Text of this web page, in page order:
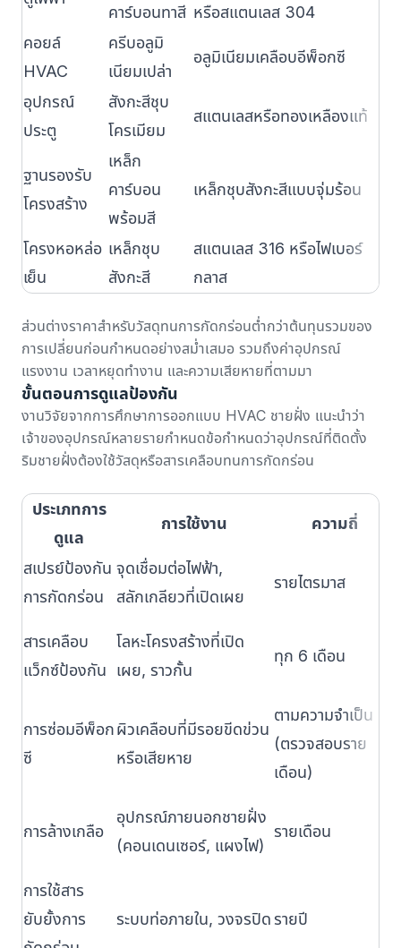
คาร์บอนทาสี หรือสแตนเลส 304
คอยล์
HVAC
ครีบอลูมิ
เนียมเปล่า
อลูมิเนียมเคลือบอีพ็อกซี
อุปกรณ์
ประตู
สังกะสีชุบ
โครเมียม
สแตนเลสหรือทองเหลืองแท้
ฐานรองรับ
โครงสร้าง
เหล็ก
คาร์บอน
พร้อมสี
เหล็กชุบสังกะสีแบบจุ่มร้อน
โครงหอหล่อ
เย็น
เหล็กชุบ
สังกะสี
สแตนเลส 316 หรือไฟเบอร์
กลาส
ส่วนต่างราคาสำหรับวัสดุทนการกัดกร่อนต่ำกว่าต้นทุนรวมของ
การเปลี่ยนก่อนกำหนดอย่างสม่ำเสมอ รวมถึงค่าอุปกรณ์
แรงงาน เวลาหยุดทำงาน และความเสียหายที่ตามมา
ขั้นตอนการดูแลป้องกัน
งานวิจัยจากการศึกษาการออกแบบ HVAC ชายฝั่ง แนะนำว่า
เจ้าของอุปกรณ์หลายรายกำหนดข้อกำหนดว่าอุปกรณ์ที่ติดตั้ง
ริมชายฝั่งต้องใช้วัสดุหรือสารเคลือบทนการกัดกร่อน
ประเภทการ
ดูแล
การใช้งาน ความถี่
สเปรย์ป้องกัน
การกัดกร่อน
จุดเชื่อมต่อไฟฟ้า,
สลักเกลียวที่เปิดเผย
รายไตรมาส
สารเคลือบ
แว็กซ์ป้องกัน
โลหะโครงสร้างที่เปิด
เผย, ราวกั้น
ทุก 6 เดือน
การซ่อมอีพ็อก
ซี
ผิวเคลือบที่มีรอยขีดข่วน
หรือเสียหาย
ตามความจำเป็น
(ตรวจสอบราย
เดือน)
การล้างเกลือ
อุปกรณ์ภายนอกชายฝั่ง
(คอนเดนเซอร์, แผงไฟ)
รายเดือน
การใช้สาร
ยับยั้งการ
ระบบท่อภายใน, วงจรปิด รายปี